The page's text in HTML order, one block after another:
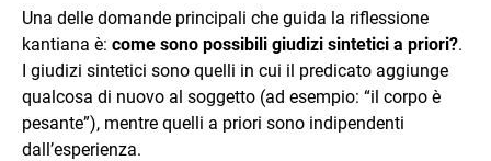
Una delle domande principali che guida la riflessione
kantiana è: come sono possibili giudizi sintetici a priori?.
I giudizi sintetici sono quelli in cui il predicato aggiunge
qualcosa di nuovo al soggetto (ad esempio: “il corpo è
pesante”), mentre quelli a priori sono indipendenti
dall’esperienza.